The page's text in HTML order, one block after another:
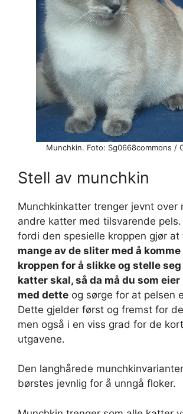
Munchkin. Foto: Sg0668commons /
Stell av munchkin
Munchkinkatter trenger jevnt over
andre katter med tilsvarende
fordi den spesielle kroppen gjør at
mange av de sliter med å
kroppen for å slikke og stelle
katter skal, så da må du som
med dette og sørge for at pelsen
Dette gjelder først og fremst for
men også i en viss grad for de
utgavene.
Den langhårede
børstes jevnlig for å unngå floker.